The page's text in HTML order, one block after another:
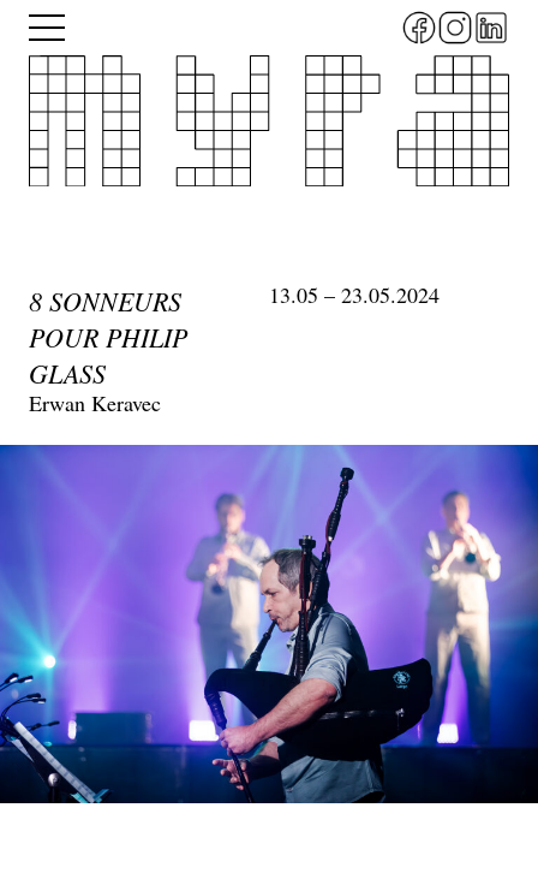
Aller
contenu
principal
Menu
8 SONNEURS
POUR PHILIP
GLASS
Erwan Keravec
13.05 – 23.05.2024